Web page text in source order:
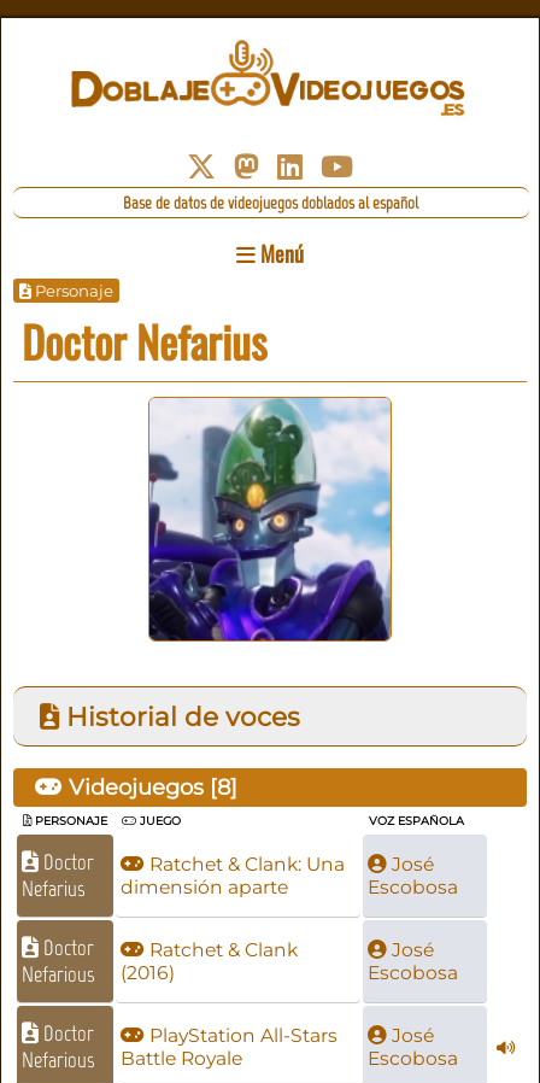
Base de datos de videojuegos doblados al español
Menú
Personaje
Doctor Nefarius
Historial de voces
Videojuegos [8]
PERSONAJE JUEGO VOZ ESPAÑOLA
Doctor
Nefarius
Ratchet & Clank: Una
dimensión aparte
José
Escobosa
Doctor
Nefarious
Ratchet & Clank
(2016)
José
Escobosa
Doctor
Nefarious
PlayStation All-Stars
Battle Royale
José
Escobosa